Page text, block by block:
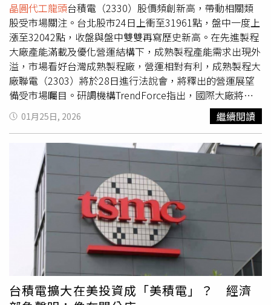
晶圓代工龍頭台積電（2330）股價頻創新高，帶動相關類
股受市場關注。台北股市24日上衝至31961點，盤中一度上
漲至32042點，收盤與盤中雙雙再寫歷史新高。在先進製程
大廠產能滿載及優化營運結構下，成熟製程產能需求出現外
溢，市場看好台灣成熟製程廠，營運相對有利，成熟製程大
廠聯電（2303）將於28日進行法說會，將釋出的營運展望
備受市場矚目。研調機構TrendForce指出，國際大廠將資
源轉向12吋晶圓與先進製程，台積電、三星等大廠正不約而
同地選擇關閉部分8吋晶圓廠，使8吋產能投資趨於保守，供
需結構出現轉折，帶動8吋晶圓產能利用率回升，並強化了
代工廠對價格的議價能力。聯電2025年合併營收年成長
2.26％，第四季合併營收並寫12季新高，顯示成熟製程與特
殊製程需求，持續發揮支撐效果。展望2026年，地緣政治
影響、特殊製程比重持續拉升，及成熟製程需求升高帶動
下，聯電營運仍可望維持成長。聯電去年第四季合併營收為
618.10億元，季成長4.54％，年成長2.36％；累計2025全
年合併營收達2,375.53億元，年增2.26％。法人指出，12月
營收表現反映年底部分客戶例行性拉貨與出貨節奏調整，全
年營收小幅成長亦符合先前對成熟製程產業景氣復甦節奏的
預期。此外，外媒傳出英特爾（Intel）將把下世代埃米級製
程與先進封裝超級電容技術「Super MIM」獨家授權給聯
01月25日, 2026 繼續閱讀
台積電擴大在美投資成「美積電」？ 經濟